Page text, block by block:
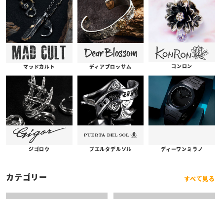
マッドカルト ディアブロッサム コンロン
ジゴロウ プエルタデルソル ディーワンミラノ
カテゴリー すべて見る